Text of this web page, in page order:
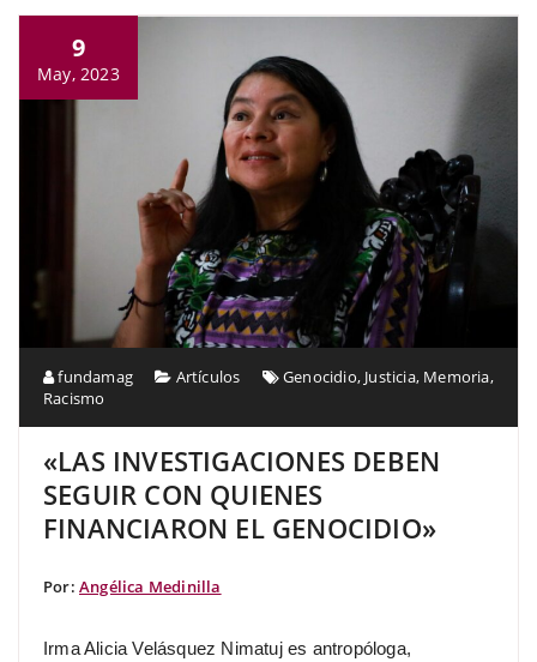
9
May, 2023
fundamag Artículos Genocidio, Justicia, Memoria,
Racismo
«LAS INVESTIGACIONES DEBEN
SEGUIR CON QUIENES
FINANCIARON EL GENOCIDIO»
Por: Angélica Medinilla
Irma Alicia Velásquez Nimatuj es antropóloga,